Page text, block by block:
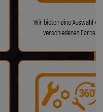
Wir bieten eine Auswahl
verschiedenen Farben!